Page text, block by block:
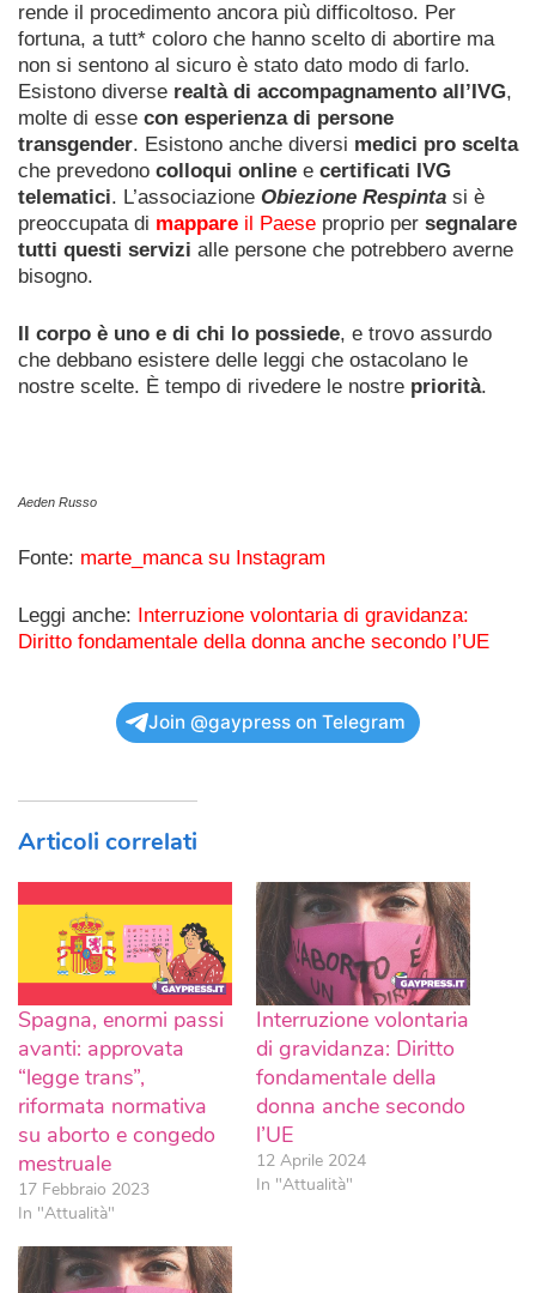
rende il procedimento ancora più difficoltoso. Per
fortuna, a tutt* coloro che hanno scelto di abortire ma
non si sentono al sicuro è stato dato modo di farlo.
Esistono diverse realtà di accompagnamento all’IVG,
molte di esse con esperienza di persone
transgender. Esistono anche diversi medici pro scelta
che prevedono colloqui online e certificati IVG
telematici. L’associazione Obiezione Respinta si è
preoccupata di mappare il Paese proprio per segnalare
tutti questi servizi alle persone che potrebbero averne
bisogno.
Il corpo è uno e di chi lo possiede, e trovo assurdo
che debbano esistere delle leggi che ostacolano le
nostre scelte. È tempo di rivedere le nostre priorità.
Aeden Russo
Fonte: marte_manca su Instagram
Leggi anche: Interruzione volontaria di gravidanza:
Diritto fondamentale della donna anche secondo l’UE
Join @gaypress on Telegram
Articoli correlati
Spagna, enormi passi
avanti: approvata
“legge trans”,
riformata normativa
su aborto e congedo
mestruale
17 Febbraio 2023
In "Attualità"
Interruzione volontaria
di gravidanza: Diritto
fondamentale della
donna anche secondo
l’UE
12 Aprile 2024
In "Attualità"